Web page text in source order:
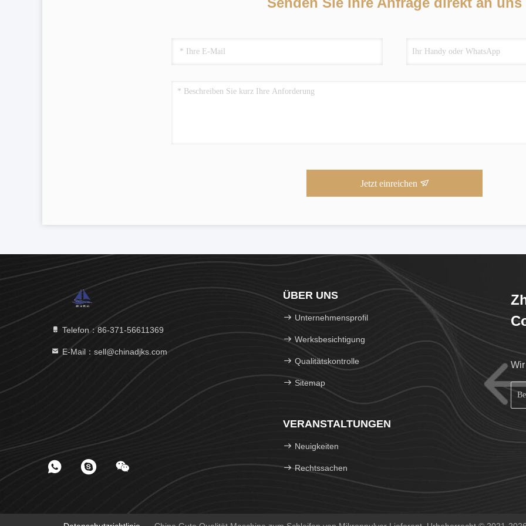
Jetzt einreichen
Telefon：86-371-56611369
E-Mail：sell@chinadjks.com
ÜBER UNS
Unternehmensprofil
Werksbesichtigung
Qualitätskontrolle
Sitemap
VERANSTALTUNGEN
Neuigkeiten
Rechtssachen